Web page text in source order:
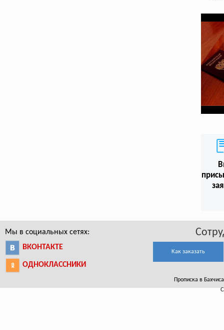
Мы в социальных сетях:
ВКОНТАКТЕ
ОДНОКЛАССНИКИ
Как заказать
Прописка в